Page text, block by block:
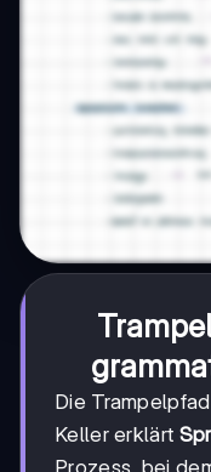
Die
Keller erklärt
Prozess, bei